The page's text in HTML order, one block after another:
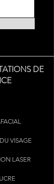
DE
VISAGE
LASER